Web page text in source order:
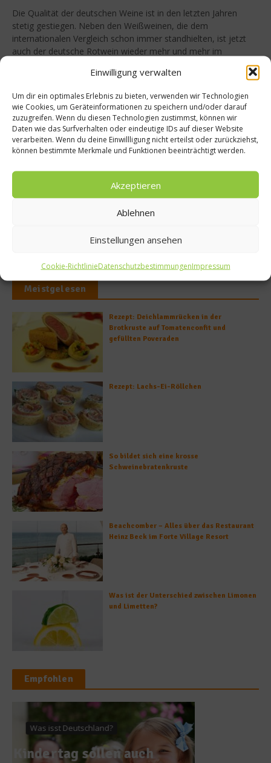
Einwilligung verwalten
Um dir ein optimales Erlebnis zu bieten, verwenden wir Technologien
wie Cookies, um Geräteinformationen zu speichern und/oder darauf
zuzugreifen. Wenn du diesen Technologien zustimmst, können wir
Daten wie das Surfverhalten oder eindeutige IDs auf dieser Website
verarbeiten. Wenn du deine Einwillligung nicht erteilst oder zurückziehst,
können bestimmte Merkmale und Funktionen beeinträchtigt werden.
Akzeptieren
Ablehnen
Einstellungen ansehen
Cookie-RichtlinieDatenschutzbestimmungenImpressum
Die Qualität der deutschen Weine ist in den letzten Jahren
stetig gestiegen. Neben den Weißweinen, die dem
internationalen Vergleich schon immer standhielten, ist jetzt
auch der deutsche Rotwein wieder mehr und mehr im
aus. Der neue MERIAN-Band „Genusstouren durch die
Weiterlesen
Buchtipp
Meistgelesen
Rezept: Deichlammrücken in der
Brotkruste auf Tomatenconfit und
gefüllten Poveraden
Rezept: Lachs-Ei-Röllchen
So bildet sich eine krosse
Schweinebratenkruste
Beachcomber – Alles über das Restaurant
Heinz Beck im Forte Village Resort
Was ist der Unterschied zwischen Limonen
und Limetten?
Empfohlen
News
70 Prozent wollen